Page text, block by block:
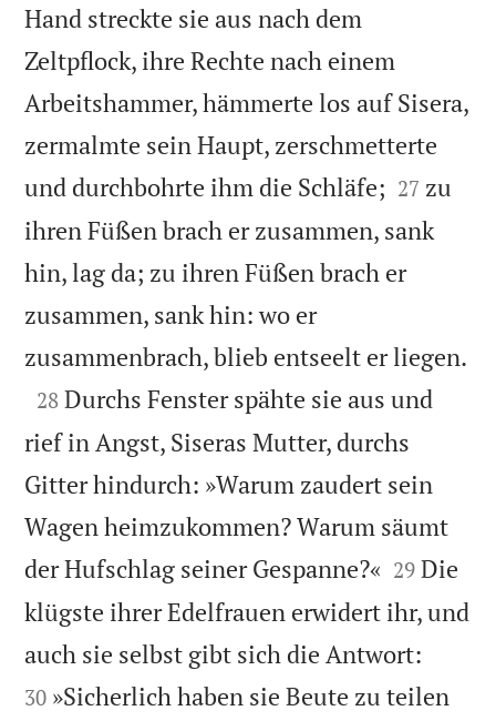
Hand streckte sie aus nach dem
Zeltpflock, ihre Rechte nach einem
Arbeitshammer, hämmerte los auf Sisera,
zermalmte sein Haupt, zerschmetterte
und durchbohrte ihm die Schläfe; 

27 zu
ihren Füßen brach er zusammen, sank
hin, lag da; zu ihren Füßen brach er
zusammen, sank hin: wo er
zusammenbrach, blieb entseelt er liegen.

28 Durchs Fenster spähte sie aus und
rief in Angst, Siseras Mutter, durchs
Gitter hindurch: »Warum zaudert sein
Wagen heimzukommen? Warum säumt
der Hufschlag seiner Gespanne?« 

29 Die
klügste ihrer Edelfrauen erwidert ihr, und
auch sie selbst gibt sich die Antwort:
30 »Sicherlich haben sie Beute zu teilen